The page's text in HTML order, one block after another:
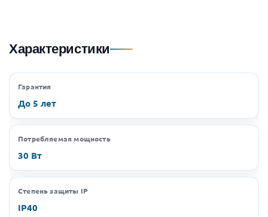
Характеристики
Гарантия
До 5 лет
Потребляемая мощность
30 Вт
Степень защиты IP
IP40